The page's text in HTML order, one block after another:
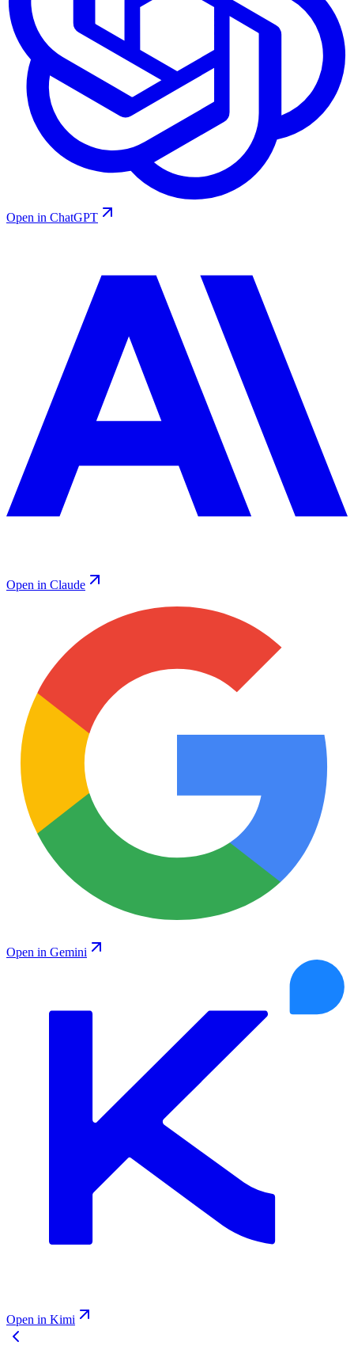
Open in ChatGPT
Open in Claude
Open in Gemini
Open in Kimi